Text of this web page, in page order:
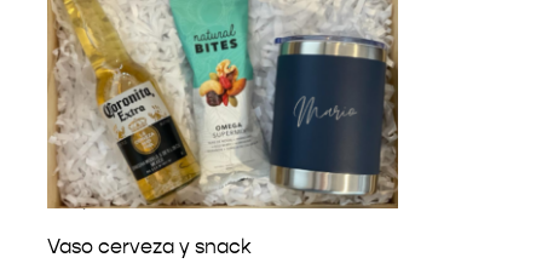
₡29,600
Vaso cerveza y snack